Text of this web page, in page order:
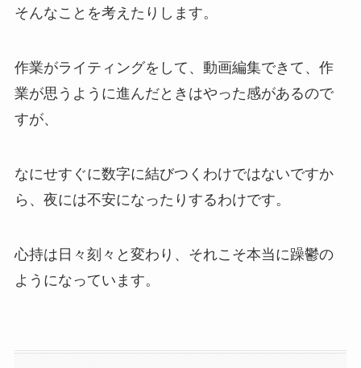
そんなことを考えたりします。
作業がライティングをして、動画編集できて、作
業が思うように進んだときはやった感があるので
すが、
なにせすぐに数字に結びつくわけではないですか
ら、夜には不安になったりするわけです。
心持は日々刻々と変わり、それこそ本当に躁鬱の
ようになっています。